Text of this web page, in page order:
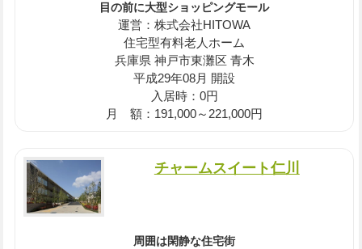
目の前に大型ショッピングモール
運営：株式会社HITOWA
住宅型有料老人ホーム
兵庫県 神戸市東灘区 青木
平成29年08月 開設
入居時：0円
月 額：191,000～221,000円
チャームスイート仁川
周囲は閑静な住宅街